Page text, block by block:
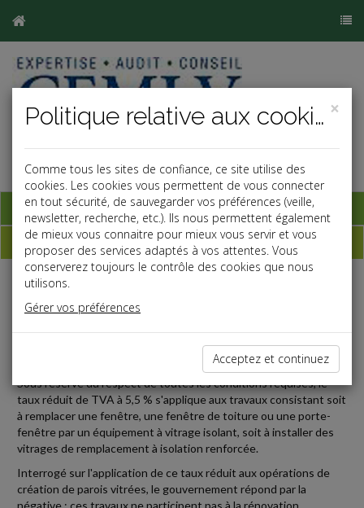
Base documentaire
Dépêches
Fiscal TPE
CRÉATION DE PAROIS VITRÉES ET TVA
Sous réserve du respect de toutes les conditions requises, le
taux réduit de TVA à 5,5 % s'applique aux travaux consistant soit
à remplacer une fenêtre, une fenêtre de toiture ou une porte-
fenêtre par un équipement à vitrage isolant, soit à installer des
vitrages de remplacement à isolation renforcée.
Interrogé sur l'application de ce taux réduit aux opérations de
création de parois vitrées, le gouvernement répond par la
négative : ces travaux ne participent pas à la rénovation
×
Politique relative aux cookies
Comme tous les sites de confiance, ce site utilise des
cookies. Les cookies vous permettent de vous connecter
en tout sécurité, de sauvegarder vos préférences (veille,
newsletter, recherche, etc.). Ils nous permettent également
de mieux vous connaitre pour mieux vous servir et vous
proposer des services adaptés à vos attentes. Vous
conserverez toujours le contrôle des cookies que nous
utilisons.
Gérer vos préférences
Acceptez et continuez